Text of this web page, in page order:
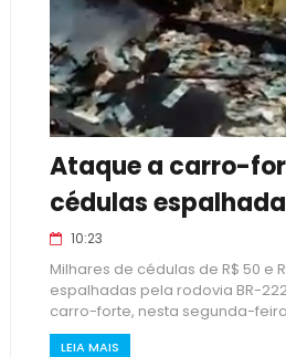
Ataque a carro-
cédulas
10:23
Milhares de cédulas de R$ 50 e
espalhadas pela rodovia BR-
carro-forte, nesta segunda-
LEIA MAIS